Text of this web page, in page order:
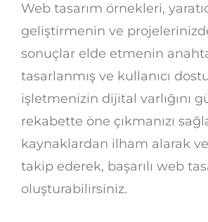
Web tasarım örnekleri,
geliştirmenin ve
sonuçlar elde etmenin
tasarlanmış ve kullanıcı
işletmenizin dijital varlığını
rekabette öne çıkmanızı
kaynaklardan ilham alarak
takip ederek, başarılı web
oluşturabilirsiniz.